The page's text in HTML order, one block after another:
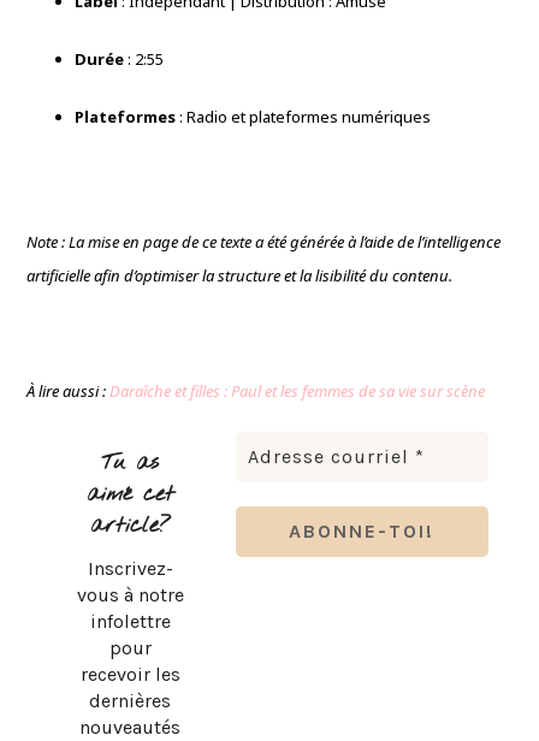
Durée: 2:55
Plateformes: Radio et plateformes numériques
Note : La mise en page de ce texte a été générée à l’aide de l’intelligence
artificielle afin d’optimiser la structure et la lisibilité du contenu.
À lire aussi :Daraîche et filles : Paul et les femmes de sa vie sur scène
Tu as
aimé cet
article?
Inscrivez-
vous à notre
infolettre
pour
recevoir les
dernières
nouveautés